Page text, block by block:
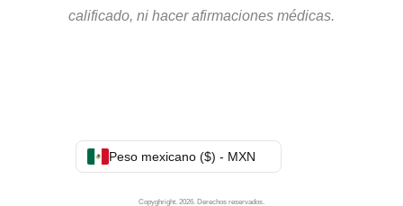
calificado, ni hacer afirmaciones médicas.
Peso mexicano ($) - MXN
Copyghright. 2026. Derechos reservados.